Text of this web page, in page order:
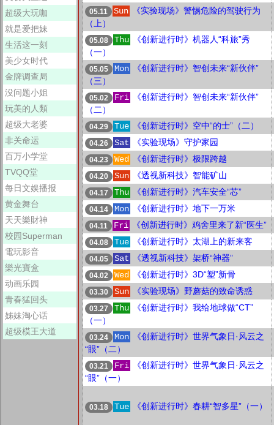
超级大玩咖
就是爱把妹
生活这一刻
美少女时代
金牌调查局
没问题小姐
玩美的人類
超级大老婆
非关命运
百万小学堂
TVQQ堂
每日文娱播报
黄金舞台
天天樂財神
校园Superman
電玩影音
樂光寶盒
动画乐园
青春猛回头
姊妹淘心话
超级模王大道
05.11 Sun
《实验现场》警惕危险的驾驶行为
（上）
05.08 Thu
《创新进行时》机器人“科旅”秀
（一）
05.05 Mon
《创新进行时》智创未来“新伙伴”
（三）
05.02 Fri
《创新进行时》智创未来“新伙伴”
（二）
04.29 Tue 《创新进行时》空中“的士”（二）
04.26 Sat 《实验现场》守护家园
04.23 Wed 《创新进行时》极限跨越
04.20 Sun 《透视新科技》智能矿山
04.17 Thu 《创新进行时》汽车安全“芯”
04.14 Mon 《创新进行时》地下一万米
04.11 Fri 《创新进行时》鸡舍里来了新“医生”
04.08 Tue 《创新进行时》太湖上的新来客
04.05 Sat 《透视新科技》架桥“神器”
04.02 Wed 《创新进行时》3D“塑”新骨
03.30 Sun 《实验现场》野蘑菇的致命诱惑
03.27 Thu
《创新进行时》我给地球做“CT”
（一）
03.24 Mon
《创新进行时》世界气象日·风云之
“眼”（二）
03.21 Fri
《创新进行时》世界气象日·风云之
“眼”（一）
03.18 Tue 《创新进行时》春耕“智多星”（一）